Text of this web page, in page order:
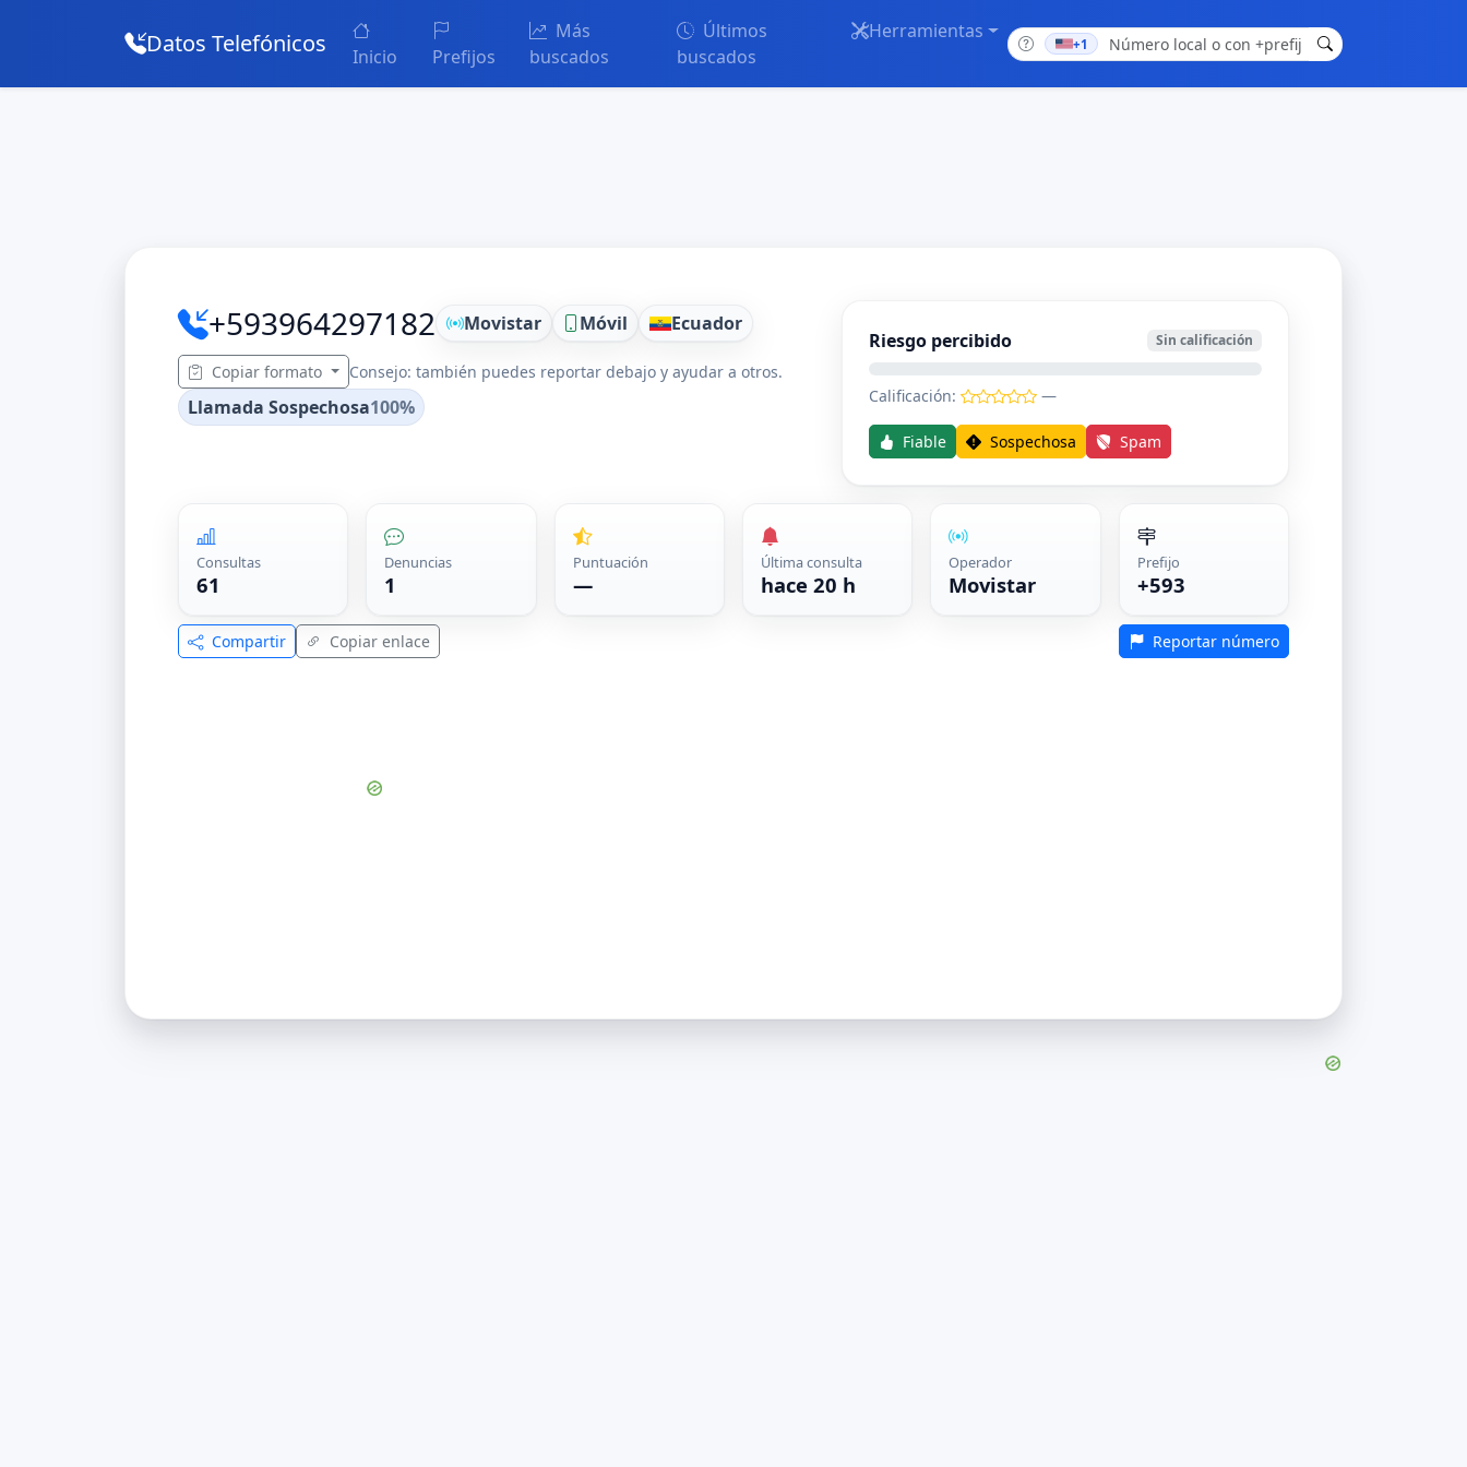
Datos Telefónicos Inicio Prefijos
Más
buscados
Últimos
buscados
Herramientas
+1
+593964297182 Movistar Móvil Ecuador
Copiar formato Consejo: también puedes reportar debajo y ayudar a otros.
Llamada Sospechosa100%
Riesgo percibido Sin calificación
Calificación: —
Fiable Sospechosa Spam
Consultas
61
Denuncias
1
Puntuación
—
Última consulta
hace 20 h
Operador
Movistar
Prefijo
+593
Compartir Copiar enlace Reportar número